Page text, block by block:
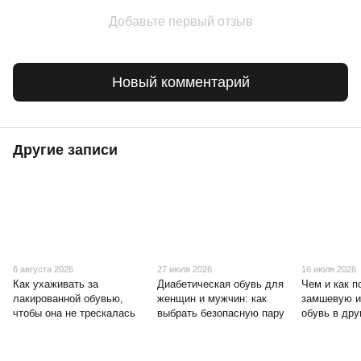
Добавьте первый отзыв
Новый комментарий
Другие записи
6 августа 2026
Как ухаживать за
лакированной обувью,
чтобы она не трескалась
27 июля 2026
Диабетическая обувь для
женщин и мужчин: как
выбрать безопасную пару
16 июля 2026
Чем и как
замшевую
обувь в